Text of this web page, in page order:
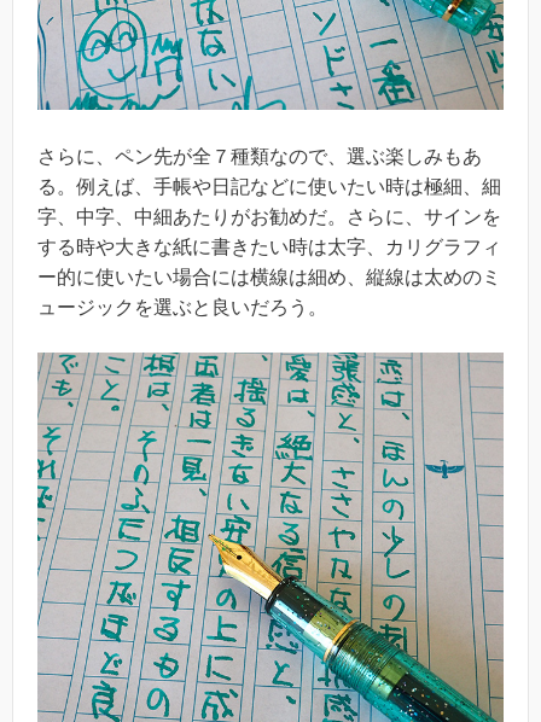
さらに、ペン先が全７種類なので、選ぶ楽しみもあ
る。例えば、手帳や日記などに使いたい時は極細、細
字、中字、中細あたりがお勧めだ。さらに、サインを
する時や大きな紙に書きたい時は太字、カリグラフィ
ー的に使いたい場合には横線は細め、縦線は太めのミ
ュージックを選ぶと良いだろう。